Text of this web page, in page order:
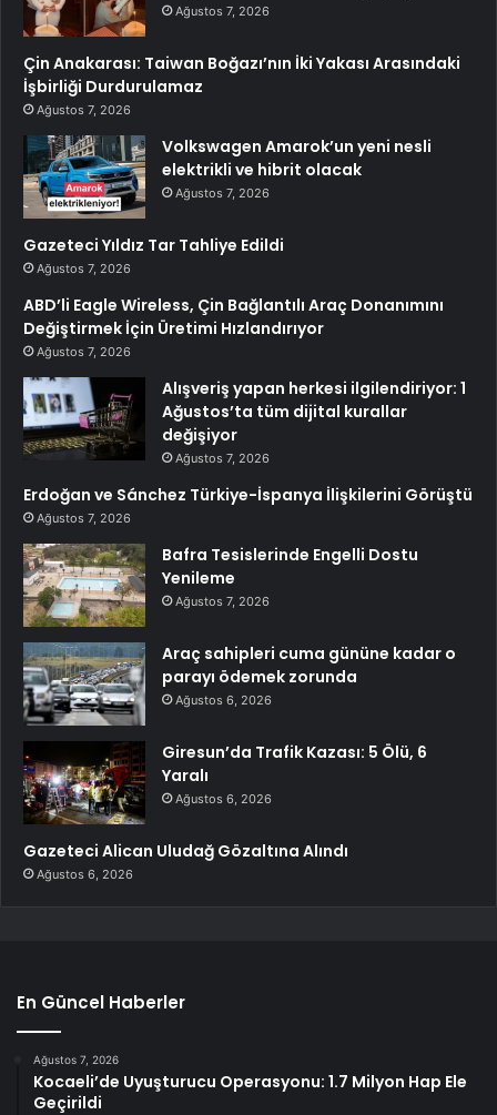
Ağustos 7, 2026
Çin Anakarası: Taiwan Boğazı’nın İki Yakası Arasındaki
İşbirliği Durdurulamaz
Ağustos 7, 2026
Volkswagen Amarok’un yeni nesli
elektrikli ve hibrit olacak
Ağustos 7, 2026
Gazeteci Yıldız Tar Tahliye Edildi
Ağustos 7, 2026
ABD’li Eagle Wireless, Çin Bağlantılı Araç Donanımını
Değiştirmek İçin Üretimi Hızlandırıyor
Ağustos 7, 2026
Alışveriş yapan herkesi ilgilendiriyor: 1
Ağustos’ta tüm dijital kurallar
değişiyor
Ağustos 7, 2026
Erdoğan ve Sánchez Türkiye-İspanya İlişkilerini Görüştü
Ağustos 7, 2026
Bafra Tesislerinde Engelli Dostu
Yenileme
Ağustos 7, 2026
Araç sahipleri cuma gününe kadar o
parayı ödemek zorunda
Ağustos 6, 2026
Giresun’da Trafik Kazası: 5 Ölü, 6
Yaralı
Ağustos 6, 2026
Gazeteci Alican Uludağ Gözaltına Alındı
Ağustos 6, 2026
En Güncel Haberler
Ağustos 7, 2026
Kocaeli’de Uyuşturucu Operasyonu: 1.7 Milyon Hap Ele
Geçirildi